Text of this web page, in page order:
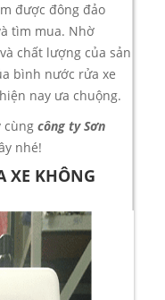
được đông đảo
tìm mua. Nhờ
chất lượng của sản
bình nước rửa xe
nay ưa chuộng.
cùngcông ty Sơn
nhé!
XE KHÔNG